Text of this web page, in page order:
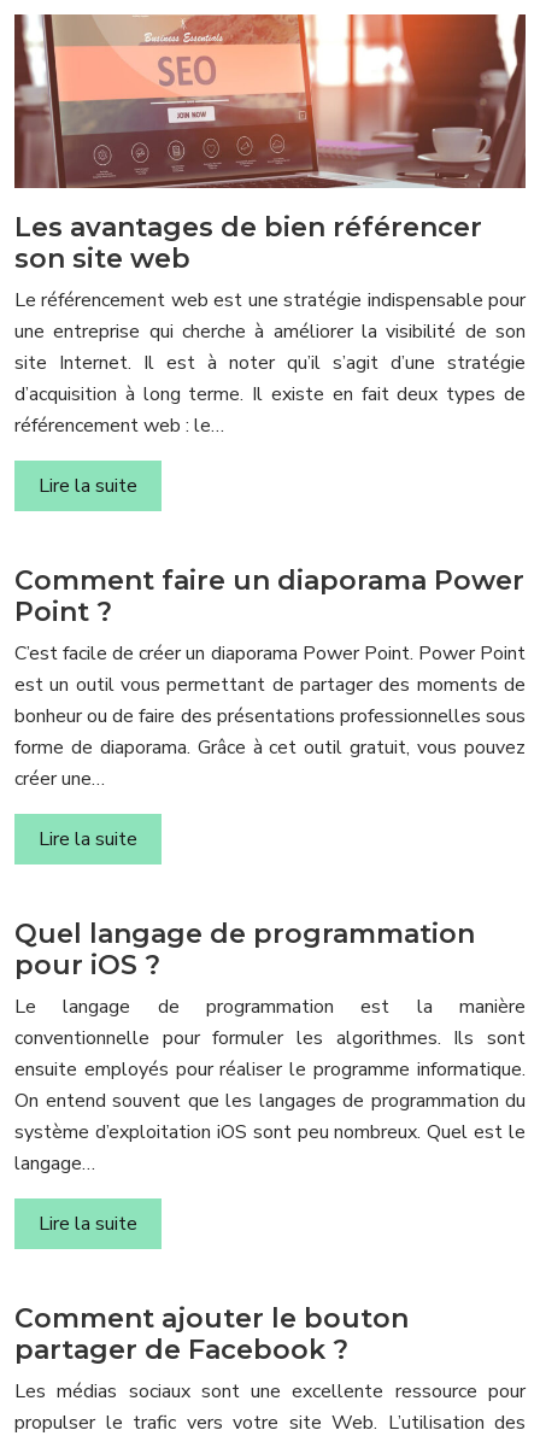
Les avantages de bien référencer
son site web
Le référencement web est une stratégie indispensable pour
une entreprise qui cherche à améliorer la visibilité de son
site Internet. Il est à noter qu’il s’agit d’une stratégie
d’acquisition à long terme. Il existe en fait deux types de
référencement web : le…
Lire la suite
Comment faire un diaporama Power
Point ?
C’est facile de créer un diaporama Power Point. Power Point
est un outil vous permettant de partager des moments de
bonheur ou de faire des présentations professionnelles sous
forme de diaporama. Grâce à cet outil gratuit, vous pouvez
créer une…
Lire la suite
Quel langage de programmation
pour iOS ?
Le langage de programmation est la manière
conventionnelle pour formuler les algorithmes. Ils sont
ensuite employés pour réaliser le programme informatique.
On entend souvent que les langages de programmation du
système d’exploitation iOS sont peu nombreux. Quel est le
langage…
Lire la suite
Comment ajouter le bouton
partager de Facebook ?
Les médias sociaux sont une excellente ressource pour
propulser le trafic vers votre site Web. L’utilisation des